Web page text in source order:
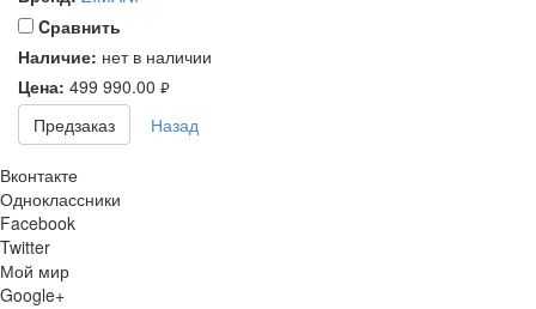
Cравнить
Наличие: нет в наличии
Цена: 499 990.00 руб.
Предзаказ Назад
Вконтакте
Одноклассники
Facebook
Twitter
Мой мир
Google+